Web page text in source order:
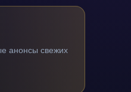
анонсы свежих